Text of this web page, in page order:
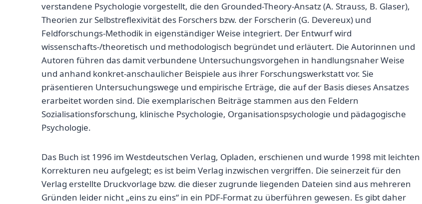
verstandene Psychologie vorgestellt, die den Grounded-Theory-Ansatz (A. Strauss, B. Glaser),
Theorien zur Selbstreflexivität des Forschers bzw. der Forscherin (G. Devereux) und
Feldforschungs-Methodik in eigenständiger Weise integriert. Der Entwurf wird
wissenschafts-/theoretisch und methodologisch begründet und erläutert. Die Autorinnen und
Autoren führen das damit verbundene Untersuchungsvorgehen in handlungsnaher Weise
und anhand konkret-anschaulicher Beispiele aus ihrer Forschungswerkstatt vor. Sie
präsentieren Untersuchungswege und empirische Erträge, die auf der Basis dieses Ansatzes
erarbeitet worden sind. Die exemplarischen Beiträge stammen aus den Feldern
Sozialisationsforschung, klinische Psychologie, Organisationspsychologie und pädagogische
Psychologie.
Das Buch ist 1996 im Westdeutschen Verlag, Opladen, erschienen und wurde 1998 mit leichten
Korrekturen neu aufgelegt; es ist beim Verlag inzwischen vergriffen. Die seinerzeit für den
Verlag erstellte Druckvorlage bzw. die dieser zugrunde liegenden Dateien sind aus mehreren
Gründen leider nicht „eins zu eins“ in ein PDF-Format zu überführen gewesen. Es gibt daher